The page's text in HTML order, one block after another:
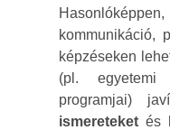
kommunikáció,
képzéseken
(pl. egyetemi
programjai)
ismereteket és